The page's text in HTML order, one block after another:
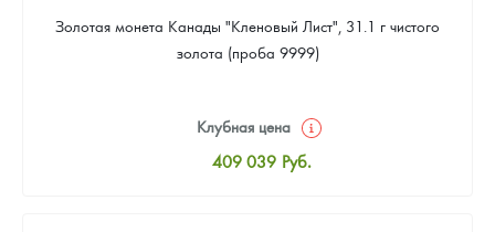
Золотая монета Канады "Кленовый Лист", 31.1 г чистого
золота (проба 9999)
Клубная цена
409 039 Руб.